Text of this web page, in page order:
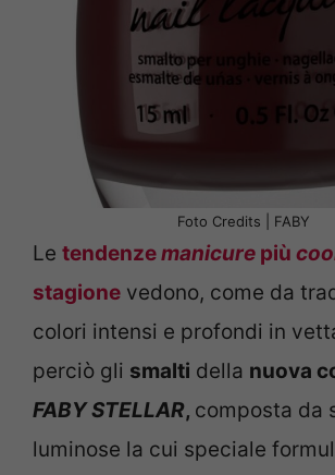
Foto Credits | FABY
Le tendenzemanicure più
stagione vedono, come da
colori intensi e profondi in
perciò gli smalti della nuova
FABYSTELLAR, composta da
luminose la cui speciale